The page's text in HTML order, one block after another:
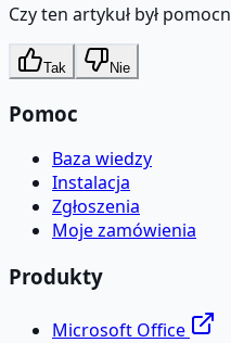
Czy ten artykuł był
Tak Nie
Pomoc
Baza wiedzy
Instalacja
Zgłoszenia
Moje zamówienia
Produkty
Microsoft Office